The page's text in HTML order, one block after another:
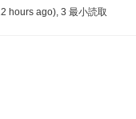
hours ago) 3 最小読取